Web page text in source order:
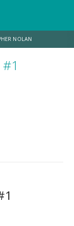
NOLAN
JACOB BATALON